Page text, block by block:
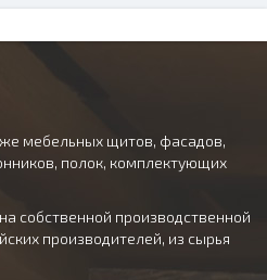
мебельных щитов, фасадов,
полок, комплектующих
собственной производственной
производителей, из сырья